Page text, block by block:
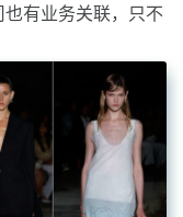
有业务关联，只不